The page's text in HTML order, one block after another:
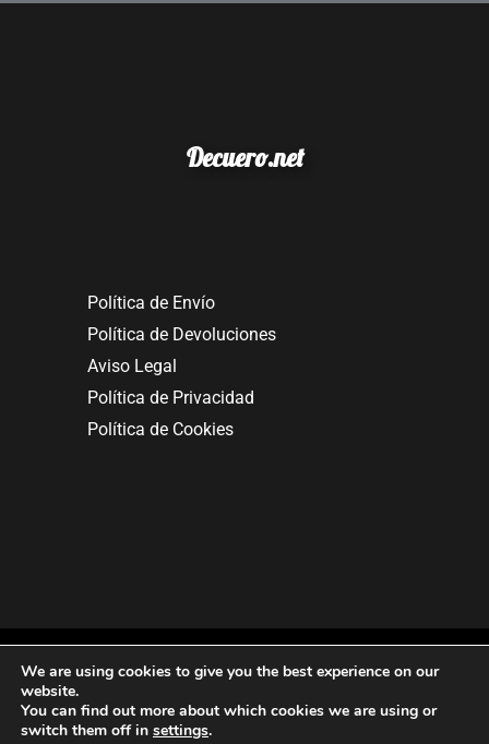
Decuero.net
Política de Envío
Política de Devoluciones
Aviso Legal
Política de Privacidad
Política de Cookies
Copyright © 2025. All rights reserved.
We are using cookies to give you the best experience on our
website.
You can find out more about which cookies we are using or
switch them off in settings.